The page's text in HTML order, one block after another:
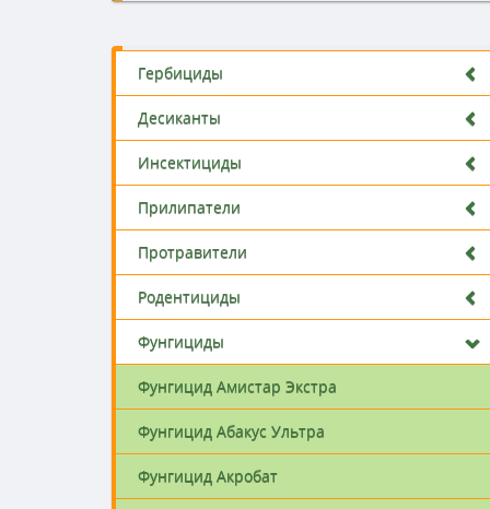
Гербициды
Десиканты
Инсектициды
Прилипатели
Протравители
Родентициды
Фунгициды
Фунгицид Амистар Экстра
Фунгицид Абакус Ультра
Фунгицид Акробат